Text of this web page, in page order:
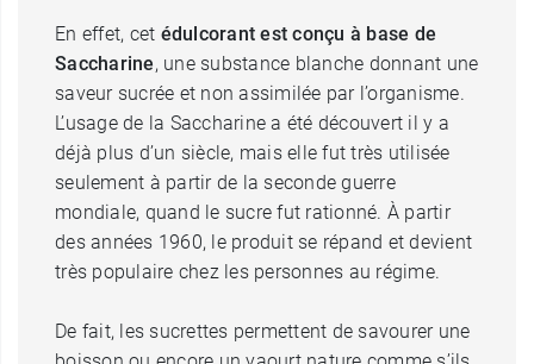
En effet, cet édulcorant est conçu à base de
Saccharine, une substance blanche donnant une
saveur sucrée et non assimilée par l’organisme.
L’usage de la Saccharine a été découvert il y a
déjà plus d’un siècle, mais elle fut très utilisée
seulement à partir de la seconde guerre
mondiale, quand le sucre fut rationné. À partir
des années 1960, le produit se répand et devient
très populaire chez les personnes au régime.
De fait, les sucrettes permettent de savourer une